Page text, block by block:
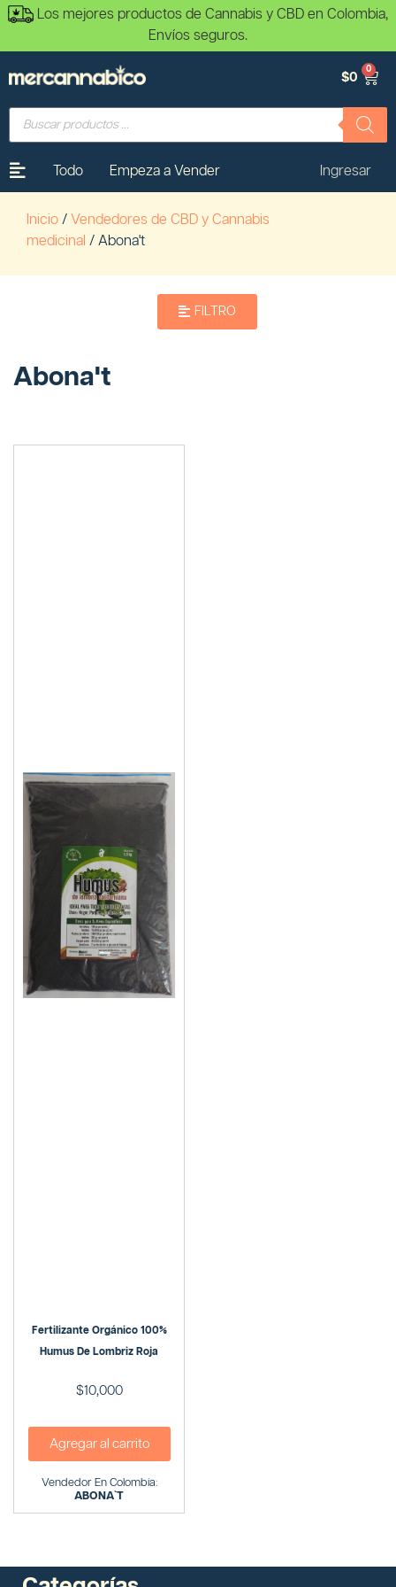
Los mejores productos de Cannabis y CBD en Colombia,
Envíos seguros.
$0
0
Todo Empeza a Vender Ingresar
Inicio / Vendedores de CBD y Cannabis
medicinal / Abona't
FILTRO
Abona't
Fertilizante Orgánico 100%
Humus De Lombriz Roja
$10,000
Agregar al carrito
Vendedor En Colombia:
ABONA`T